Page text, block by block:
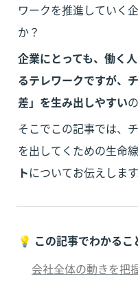
ワークを推進していく
か？
企業にとっても、働く
るテレワークですが、
差」を生み出しやすい
そこでこの記事では、
を出してくための生命
トについてお伝えします
💡 この記事でわかるこ
会社全体の動きを把